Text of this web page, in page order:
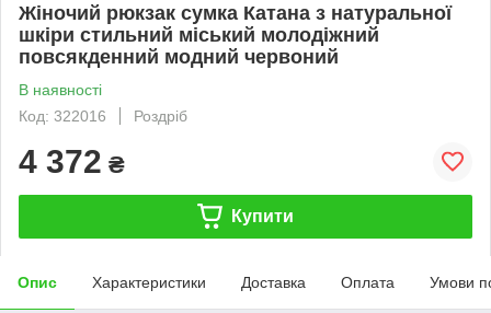
Жіночий рюкзак сумка Катана з натуральної
шкіри стильний міський молодіжний
повсякденний модний червоний
В наявності
Код: 322016
Роздріб
4 372 ₴
Купити
Опис Характеристики Доставка Оплата Умови